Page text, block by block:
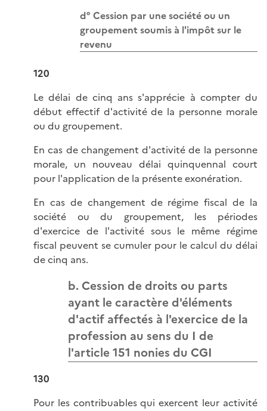
d° Cession par une société ou un
groupement soumis à l'impôt sur le
revenu
120
Le délai de cinq ans s'apprécie à compter du
début effectif d'activité de la personne morale
ou du groupement.
En cas de changement d'activité de la personne
morale, un nouveau délai quinquennal court
pour l'application de la présente exonération.
En cas de changement de régime fiscal de la
société ou du groupement, les périodes
d'exercice de l'activité sous le même régime
fiscal peuvent se cumuler pour le calcul du délai
de cinq ans.
b. Cession de droits ou parts
ayant le caractère d'éléments
d'actif affectés à l'exercice de la
profession au sens du I de
l'article 151 nonies du CGI
130
Pour les contribuables qui exercent leur activité